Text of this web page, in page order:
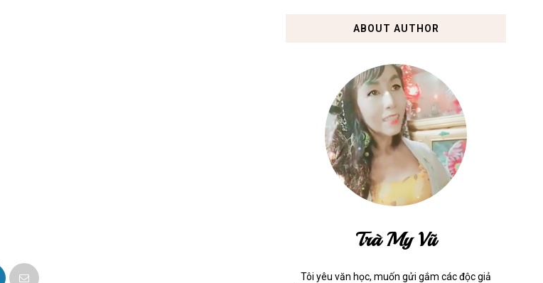
ABOUT AUTHOR
Trà My Vũ
Tôi yêu văn học, muốn gửi gắm các độc giả